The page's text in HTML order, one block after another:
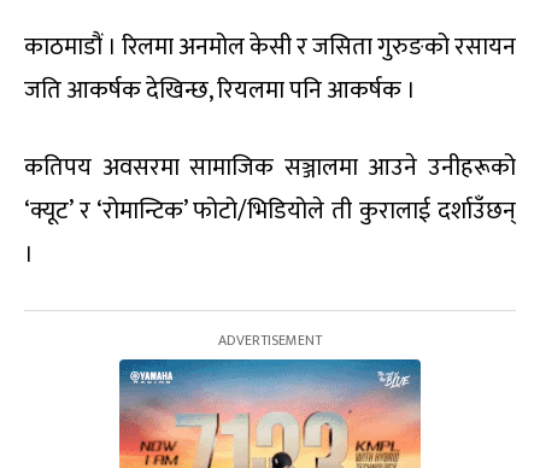
काठमाडौं । रिलमा अनमोल केसी र जसिता गुरुङको रसायन
जति आकर्षक देखिन्छ, रियलमा पनि आकर्षक ।
कतिपय अवसरमा सामाजिक सञ्जालमा आउने उनीहरूको
‘क्यूट’ र ‘रोमान्टिक’ फोटो/भिडियोले ती कुरालाई दर्शाउँछन्
।